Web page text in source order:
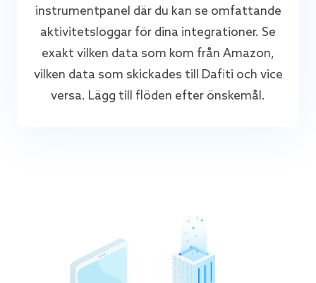
instrumentpanel där du kan se omfattande
aktivitetsloggar för dina integrationer. Se
exakt vilken data som kom från Amazon,
vilken data som skickades till Dafiti och vice
versa. Lägg till flöden efter önskemål.